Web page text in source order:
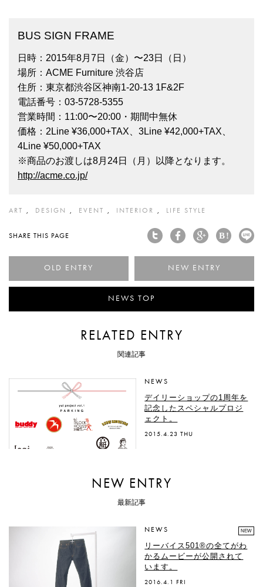
BUS SIGN FRAME
日時：2015年8月7日（金）〜23日（日）
場所：ACME Furniture 渋谷店
住所：東京都渋谷区神南1-20-13 1F&2F
電話番号：03-5728-5355
営業時間：11:00〜20:00・期間中無休
価格：2Line ¥36,000+TAX、3Line ¥42,000+TAX、
4Line ¥50,000+TAX
※商品のお渡しは8月24日（月）以降となります。
http://acme.co.jp/
ART DESIGN EVENT INTERIOR LIFE STYLE
SHARE THIS PAGE
< ニューヨークで生まれた
NEWS TOP
RELATED ENTRY
関連記事
NEWS
デイリーショップの1周年を
記念したスペシャルプロジ
ェクト。
2015.4.23 THU
NEW ENTRY
最新記事
NEWS NEW
リーバイス501®の全てがわ
かるムービーが公開されて
います。
2016.4.1 FRI